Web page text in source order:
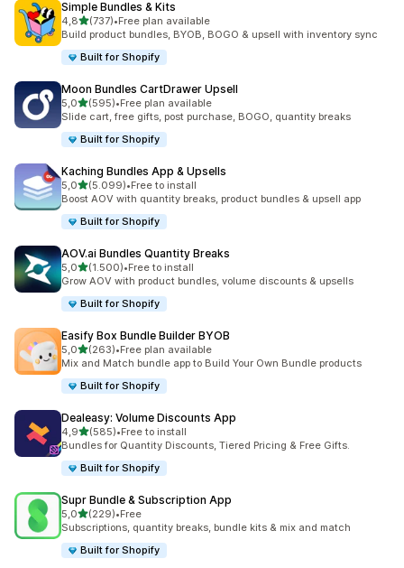
Simple Bundles & Kits
4,8de 5 estrelas
(737)
737 total de avaliações
•Free plan available
Build product bundles, BYOB, BOGO & upsell with inventory sync
Built for Shopify
Moon Bundles CartDrawer Upsell
5,0de 5 estrelas
(595)
595 total de avaliações
•Free plan available
Slide cart, free gifts, post purchase, BOGO, quantity breaks
Built for Shopify
Kaching Bundles App & Upsells
5,0de 5 estrelas
(5.099)
5099 total de avaliações
•Free to install
Boost AOV with quantity breaks, product bundles & upsell app
Built for Shopify
AOV.ai Bundles Quantity Breaks
5,0de 5 estrelas
(1.500)
1500 total de avaliações
•Free to install
Grow AOV with product bundles, volume discounts & upsells
Built for Shopify
Easify Box Bundle Builder BYOB
5,0de 5 estrelas
(263)
263 total de avaliações
•Free plan available
Mix and Match bundle app to Build Your Own Bundle products
Built for Shopify
Dealeasy: Volume Discounts App
4,9de 5 estrelas
(585)
585 total de avaliações
•Free to install
Bundles for Quantity Discounts, Tiered Pricing & Free Gifts.
Built for Shopify
Supr Bundle & Subscription App
5,0de 5 estrelas
(229)
229 total de avaliações
•Free
Subscriptions, quantity breaks, bundle kits & mix and match
Built for Shopify